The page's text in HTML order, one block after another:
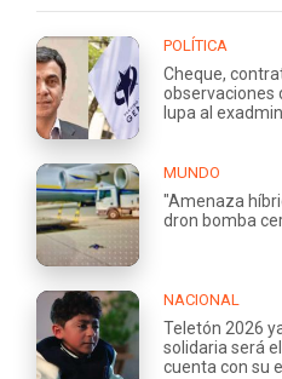
POLÍTICA
Cheque,
observaciones
lupa al
MUNDO
"Amenaza
dron bomba
NACIONAL
Teletón 2026
solidaria será
cuenta con su